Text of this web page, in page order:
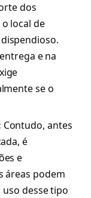
dos
local de
e na
se o
Contudo, antes
é
e
áreas podem
desse tipo